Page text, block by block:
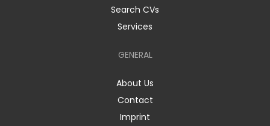
Search CVs
Services
GENERAL
About Us
Contact
Imprint